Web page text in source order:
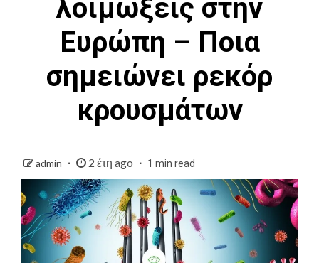
λοιμώξεις στην
Ευρώπη – Ποια
σημειώνει ρεκόρ
κρουσμάτων
admin 2 έτη ago 1 min read